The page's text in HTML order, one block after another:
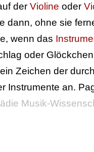
der Violine oder
dann, ohne sie
wenn das
oder
Zeichen der
Instrumente an.
Musik-